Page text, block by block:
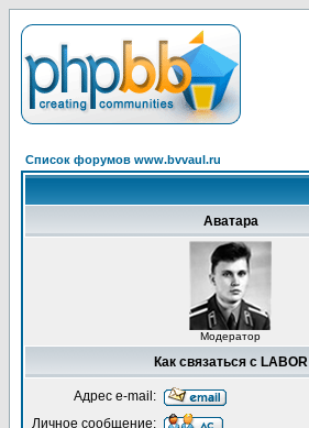
Список форумов www.bvvaul.ru
Аватара
Модератор
Как связаться с LABOR
Адрес e-mail:
Личное сообщение: